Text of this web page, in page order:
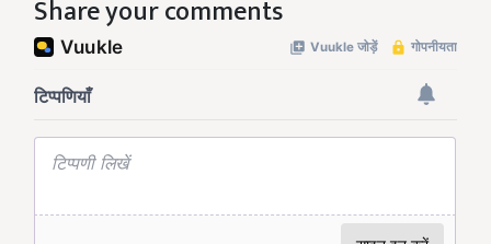
Share your comments